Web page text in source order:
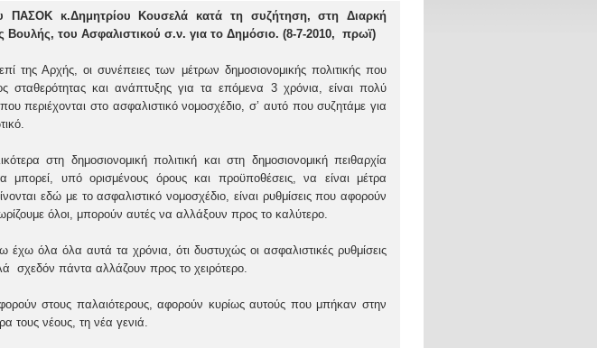
ΠΑΣΟΚ κ.Δημητρίου Κουσελά κατά τη συζήτηση, στη Διαρκή
του Ασφαλιστικού σ.ν. για το Δημόσιο. (8-7-2010, πρωϊ)
της Αρχής, οι συνέπειες των μέτρων δημοσιονομικής πολιτικής που
σταθερότητας και ανάπτυξης για τα επόμενα 3 χρόνια, είναι πολύ
περιέχονται στο ασφαλιστικό νομοσχέδιο, σ’ αυτό που συζητάμε για
στη δημοσιονομική πολιτική και στη δημοσιονομική πειθαρχία
μπορεί, υπό ορισμένους όρους και προϋποθέσεις, να είναι μέτρα
εδώ με το ασφαλιστικό νομοσχέδιο, είναι ρυθμίσεις που αφορούν
όλοι, μπορούν αυτές να αλλάξουν προς το καλύτερο.
έχω όλα όλα αυτά τα χρόνια, ότι δυστυχώς οι ασφαλιστικές ρυθμίσεις
σχεδόν πάντα αλλάζουν προς το χειρότερο.
στους παλαιότερους, αφορούν κυρίως αυτούς που μπήκαν στην
τους νέους, τη νέα γενιά.